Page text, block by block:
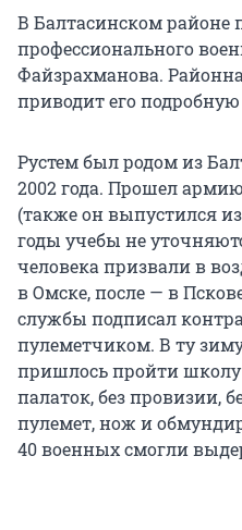
В Балтасинском районе
профессионального
Файзрахманова.
приводит его
Рустем был родом из
2002 года. Прошел
(также он выпустился
годы учебы не
человека призвали в
в Омске, после — в
службы подписал
пулеметчиком. В ту
пришлось пройти
палаток, без провизии,
пулемет, нож и
40 военных смогли